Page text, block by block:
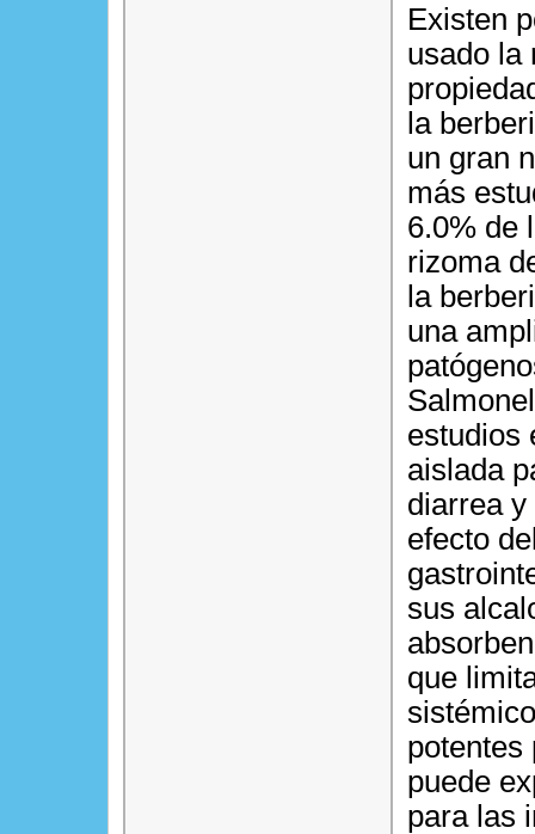
Existen
usado la
la
un gran
más
6.0% de
rizoma
la
una
estudios
aislada
diarrea
efecto
sus
que
potentes
puede
para las